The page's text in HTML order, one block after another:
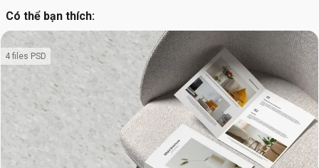
Có thể bạn thích:
4 files PSD